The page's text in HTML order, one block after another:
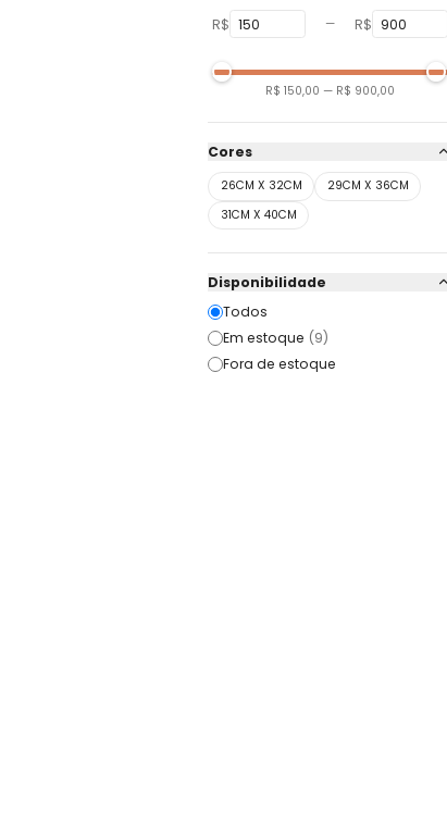
R$
— R$
R$ 150,00 — R$ 900,00
Cores
26CM X 32CM
29CM X 36CM
31CM X 40CM
Disponibilidade
Todos
Em estoque (9)
Fora de estoque